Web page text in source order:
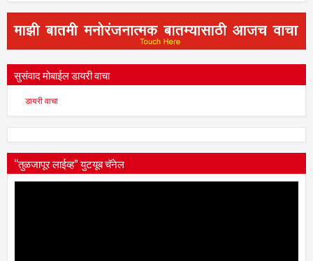
सुसंवाद मोबाईल डायरी वाचा
डायरी वाचा
“तुळजापूर लाईव्ह” युटयूब चॅनेल